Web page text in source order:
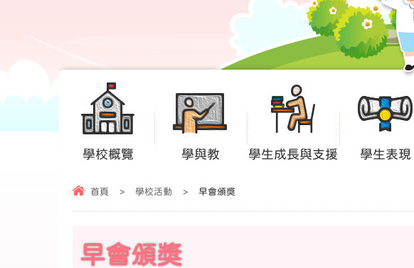
學校概覽 學與教 學生成長與支援 學生表現
首頁 > 學校活動 > 早會頒獎
早會頒獎